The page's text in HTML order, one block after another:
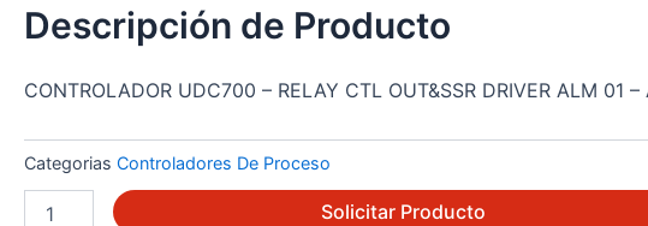
Descripción de Producto
CONTROLADOR UDC700 – RELAY CTL OUT&SSR DRIVER ALM
Categorias Controladores De Proceso
Solicitar Producto